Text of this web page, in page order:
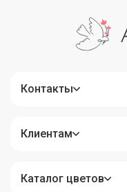
Контакты
Клиентам
Каталог цветов